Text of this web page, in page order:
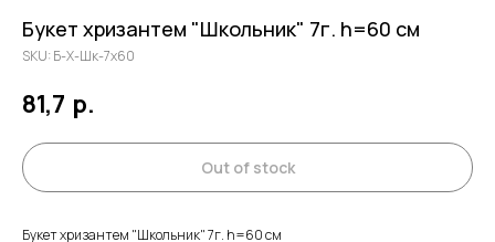
Букет хризантем "Школьник" 7г. h=60 см
SKU: Б-Х-Шк-7х60
81,7 р.
Out of stock
Букет хризантем "Школьник" 7г. h=60 см